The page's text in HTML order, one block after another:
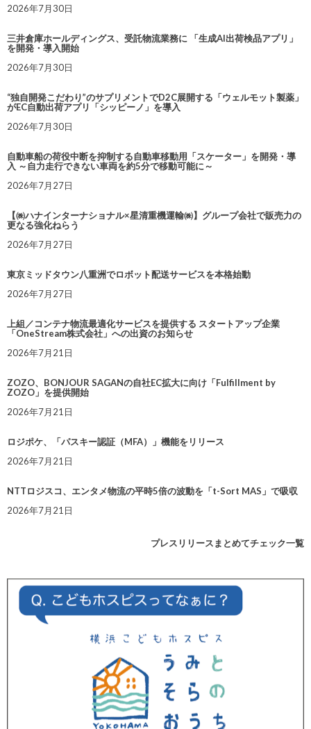
2026年7月30日
三井倉庫ホールディングス、受託物流業務に 「生成AI出荷検品アプリ」
を開発・導入開始
2026年7月30日
“独自開発こだわり”のサプリメントでD2C展開する「ウェルモット製薬」
がEC自動出荷アプリ「シッピーノ」を導入
2026年7月30日
自動車船の荷役中断を抑制する自動車移動用「スケーター」を開発・導
入 ～自力走行できない車両を約5分で移動可能に～
2026年7月27日
【㈱ハナインターナショナル×星清重機運輸㈱】グループ会社で販売力の
更なる強化ねらう
2026年7月27日
東京ミッドタウン八重洲でロボット配送サービスを本格始動
2026年7月27日
上組／コンテナ物流最適化サービスを提供する スタートアップ企業
「OneStream株式会社」への出資のお知らせ
2026年7月21日
ZOZO、BONJOUR SAGANの自社EC拡大に向け「Fulfillment by
ZOZO」を提供開始
2026年7月21日
ロジポケ、「パスキー認証（MFA）」機能をリリース
2026年7月21日
NTTロジスコ、エンタメ物流の平時5倍の波動を「t-Sort MAS」で吸収
2026年7月21日
プレスリリースまとめてチェック一覧